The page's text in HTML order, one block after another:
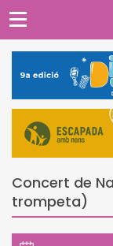
Concert de
trompeta)